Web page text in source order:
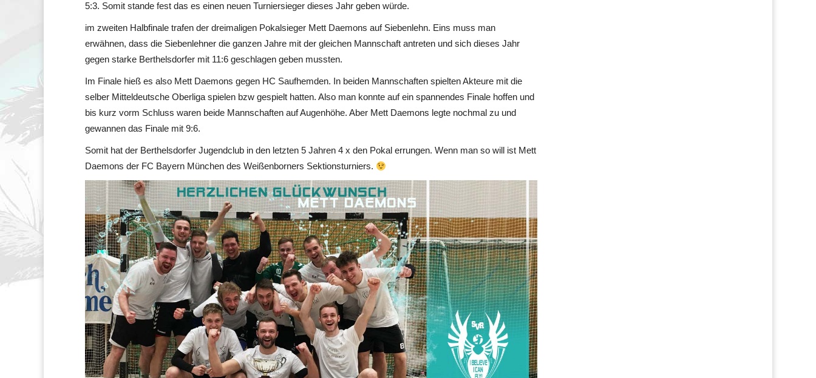
5:3. Somit stande fest das es einen neuen Turniersieger dieses Jahr geben würde.
im zweiten Halbfinale trafen der dreimaligen Pokalsieger Mett Daemons auf Siebenlehn. Eins muss man
erwähnen, dass die Siebenlehner die ganzen Jahre mit der gleichen Mannschaft antreten und sich dieses Jahr
gegen starke Berthelsdorfer mit 11:6 geschlagen geben mussten.
Im Finale hieß es also Mett Daemons gegen HC Saufhemden. In beiden Mannschaften spielten Akteure mit die
selber Mitteldeutsche Oberliga spielen bzw gespielt hatten. Also man konnte auf ein spannendes Finale hoffen und
bis kurz vorm Schluss waren beide Mannschaften auf Augenhöhe. Aber Mett Daemons legte nochmal zu und
gewannen das Finale mit 9:6.
Somit hat der Berthelsdorfer Jugendclub in den letzten 5 Jahren 4 x den Pokal errungen. Wenn man so will ist Mett
Daemons der FC Bayern München des Weißenborners Sektionsturniers.